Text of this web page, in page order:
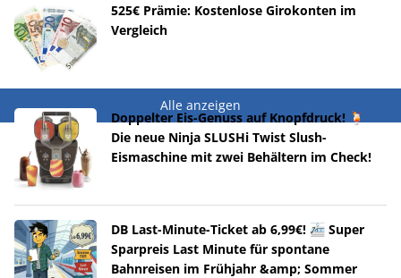
525€ Prämie: Kostenlose Girokonten im
Vergleich
Alle anzeigen
Doppelter Eis-Genuss auf Knopfdruck! 🍹
Die neue Ninja SLUSHi Twist Slush-
Eismaschine mit zwei Behältern im Check!
DB Last-Minute-Ticket ab 6,99€! 🚈 Super
Sparpreis Last Minute für spontane
Bahnreisen im Frühjahr &amp; Sommer